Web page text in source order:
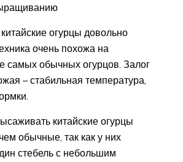
огурцы довольно
очень похожа на
самых обычных огурцов. Залог
– стабильная температура,
китайские огурцы
обычные, так как у них
стебель с небольшим